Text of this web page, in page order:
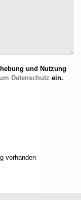
und Nutzung
Datenschutz ein.
vorhanden